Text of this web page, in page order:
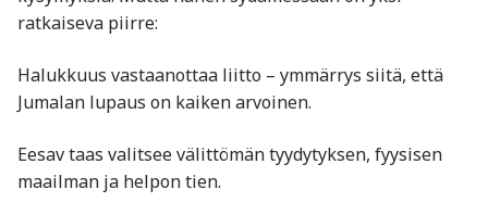
ratkaiseva piirre:
Halukkuus vastaanottaa liitto – ymmärrys siitä, että
Jumalan lupaus on kaiken arvoinen.
Eesav taas valitsee välittömän tyydytyksen, fyysisen
maailman ja helpon tien.